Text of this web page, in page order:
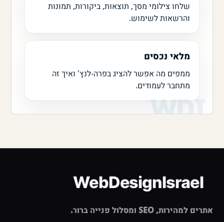
שלחו צילומי מסך, תוצאות, ביקורות, תמונות
והרשאות לשימוש.
מלאי נכסים
ממפים מה אפשר להציג בפרה-לנץ' ואיך זה
מתחבר לעמודים.
אתרים למהירות, SEO ומסלול פנייה ברור.